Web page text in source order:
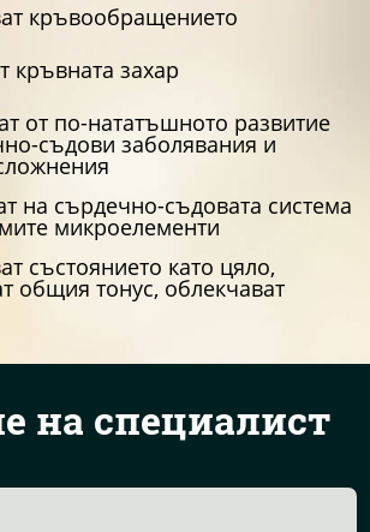
кръвообращението
кръвната захар
от по-нататъшното развитие
съдови заболявания и
на сърдечно-съдовата система
микроелементи
състоянието като цяло,
общия тонус, облекчават
на специалист